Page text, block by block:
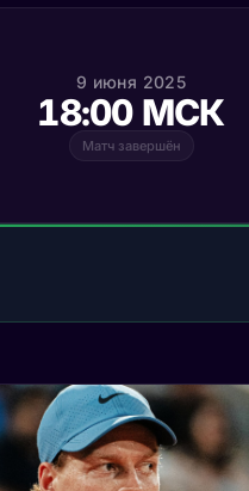
9 июня 2025
18:00 МСК
Матч завершён